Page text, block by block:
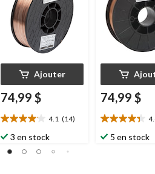
Ajouter
74,99 $
4.1 (14)
4.1
étoile(s)
sur
3 en stock
74,99 $
4.4
étoile(s)
5 en stock